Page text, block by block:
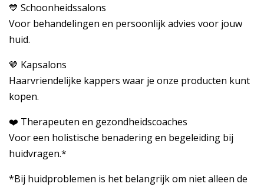
💙 Schoonheidssalons
Voor behandelingen en persoonlijk advies voor jouw
huid.
🤎 Kapsalons
Haarvriendelijke kappers waar je onze producten kunt
kopen.
❤️ Therapeuten en gezondheidscoaches
Voor een holistische benadering en begeleiding bij
huidvragen.*
*Bij huidproblemen is het belangrijk om niet alleen de